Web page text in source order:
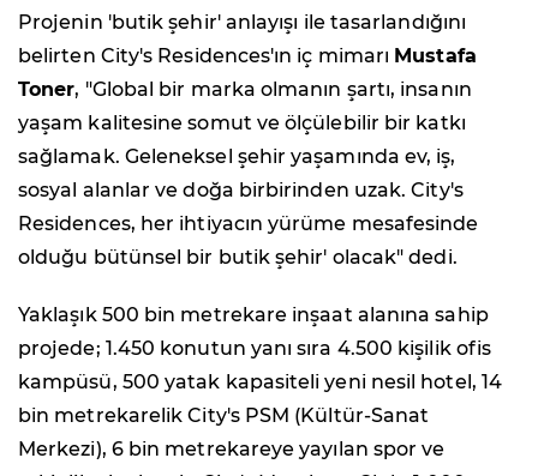
Projenin 'butik şehir' anlayışı ile tasarlandığını
belirten City's Residences'ın iç mimarı Mustafa
Toner, "Global bir marka olmanın şartı, insanın
yaşam kalitesine somut ve ölçülebilir bir katkı
sağlamak. Geleneksel şehir yaşamında ev, iş,
sosyal alanlar ve doğa birbirinden uzak. City's
Residences, her ihtiyacın yürüme mesafesinde
olduğu bütünsel bir butik şehir' olacak" dedi.
Yaklaşık 500 bin metrekare inşaat alanına sahip
projede; 1.450 konutun yanı sıra 4.500 kişilik ofis
kampüsü, 500 yatak kapasiteli yeni nesil hotel, 14
bin metrekarelik City's PSM (Kültür-Sanat
Merkezi), 6 bin metrekareye yayılan spor ve